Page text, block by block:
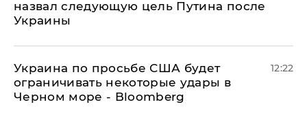
назвал следующую цель Путина после
Украины
Украина по просьбе США будет
ограничивать некоторые удары в
Черном море - Bloomberg
12:22